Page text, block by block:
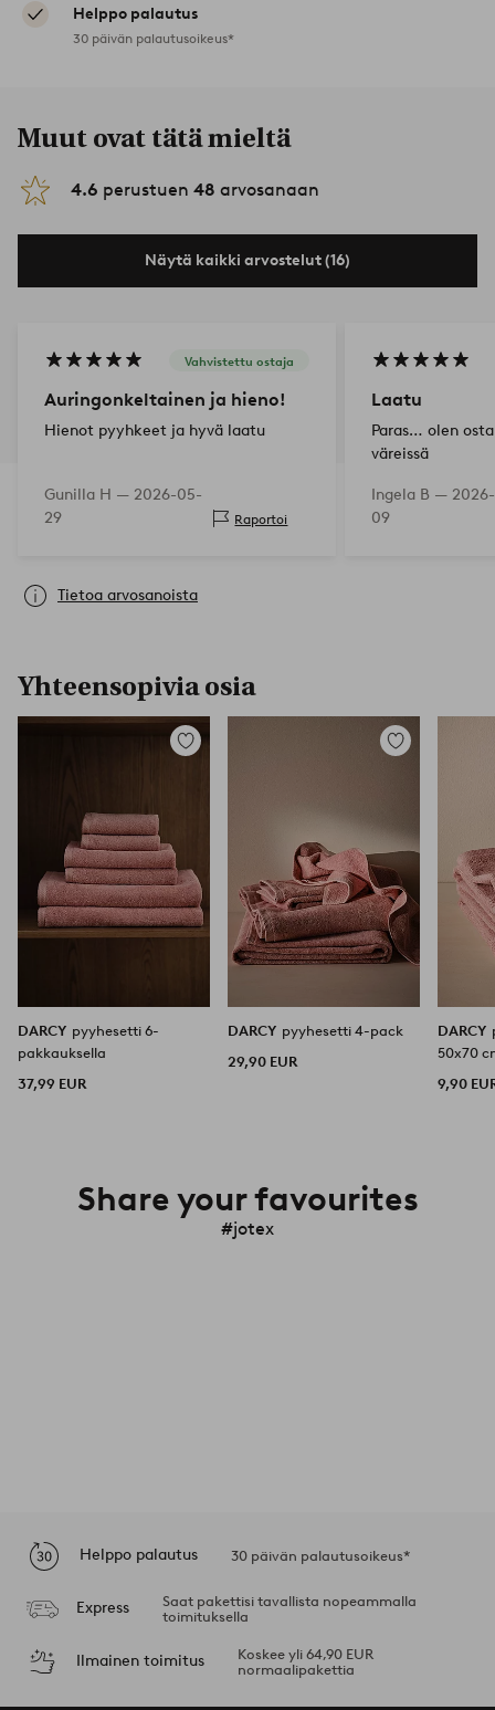
Helppo palautus
30 päivän palautusoikeus*
Muut ovat tätä mieltä
4.6 perustuen 48 arvosanaan
Näytä kaikki arvostelut (16)
Vahvistettu ostaja
Auringonkeltainen ja hieno!
Hienot pyyhkeet ja hyvä laatu
Gunilla H — 2026-05-
29
Raportoi
Laatu
Paras… olen
väreissä
Ingela B —
09
Tietoa arvosanoista
Yhteensopivia osia
Lisää
DARCY pyyhesetti 6-
pakkauksella
37,99 EUR
Lisää
DARCY pyyhesetti 4-pack
29,90 EUR
DARCY
50x70
9,90
Share your favourites
#jotex
Helppo palautus 30 päivän palautusoikeus*
Express
Saat pakettisi tavallista nopeammalla
toimituksella
Ilmainen toimitus
Koskee yli 64,90 EUR
normaalipakettia